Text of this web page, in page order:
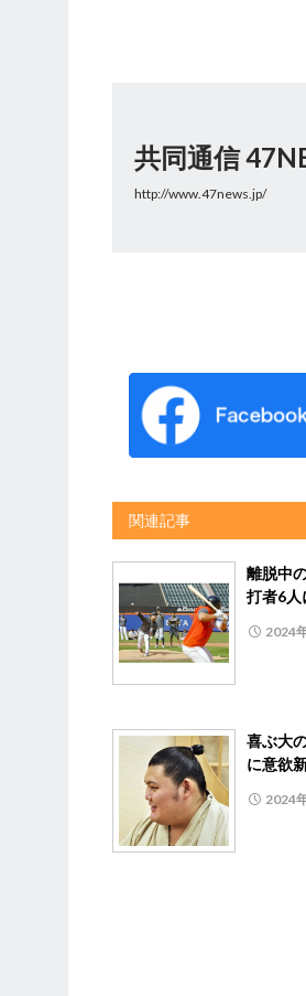
共同通信
http://www.47news.jp/
関連記事
離脱中
打者6人
2024
喜ぶ大
に意欲
2024